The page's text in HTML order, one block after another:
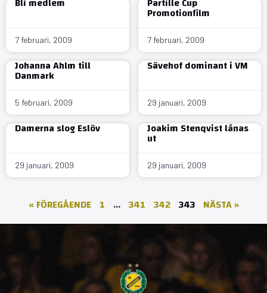
7 februari, 2009
Promotionfilm
7 februari, 2009
Johanna Ahlm till
Danmark
5 februari, 2009
Sävehof dominant i VM
29 januari, 2009
Damerna slog Eslöv
29 januari, 2009
Joakim Stenqvist lånas
ut
29 januari, 2009
« FÖREGÅENDE 1 … 341 342 343 NÄSTA »